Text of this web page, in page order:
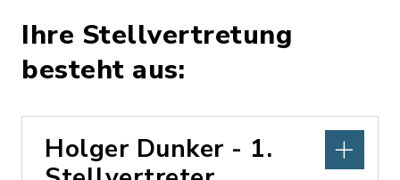
Ihre Stellvertretung
besteht aus:
Holger Dunker - 1.